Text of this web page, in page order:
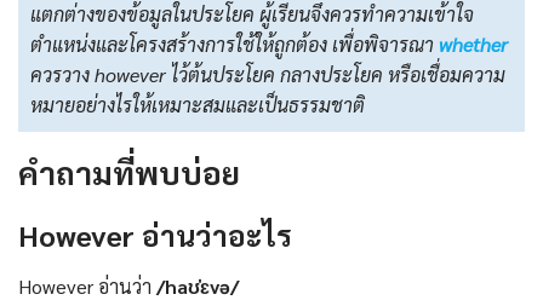
แตกต่างของข้อมูลในประโยค ผู้เรียนจึงควรทำความเข้าใจ
ตำแหน่งและโครงสร้างการใช้ให้ถูกต้อง เพื่อพิจารณา whether
ควรวาง however ไว้ต้นประโยค กลางประโยค หรือเชื่อมความ
หมายอย่างไรให้เหมาะสมและเป็นธรรมชาติ
คําถามที่พบบ่อย
However อ่านว่าอะไร
However อ่านว่า /haʊˈɛvə/